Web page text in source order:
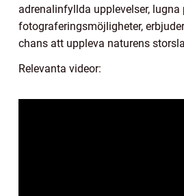
adrenalinfyllda upplevelser, lugna
fotograferingsmöjligheter,
chans att uppleva naturens
Relevanta videor: